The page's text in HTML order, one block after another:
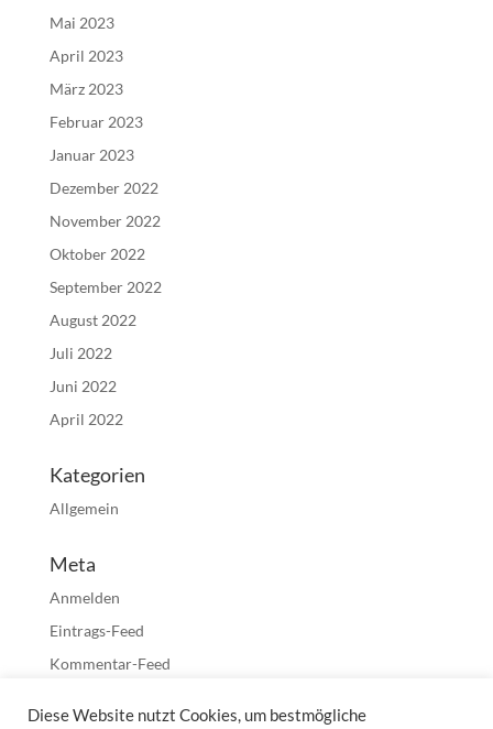
Mai 2023
April 2023
März 2023
Februar 2023
Januar 2023
Dezember 2022
November 2022
Oktober 2022
September 2022
August 2022
Juli 2022
Juni 2022
April 2022
Kategorien
Allgemein
Meta
Anmelden
Eintrags-Feed
Kommentar-Feed
Diese Website nutzt Cookies, um bestmögliche